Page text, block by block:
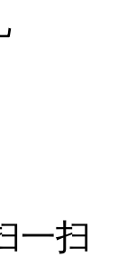
一扫